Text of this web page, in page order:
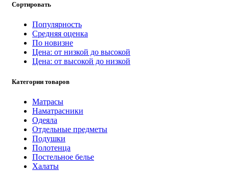
Сортировать
Популярность
Средняя оценка
По новизне
Цена: от низкой до высокой
Цена: от высокой до низкой
Категории товаров
Матрасы
Наматрасники
Одеяла
Отдельные предметы
Подушки
Полотенца
Постельное белье
Халаты